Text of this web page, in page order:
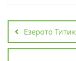
Езерото